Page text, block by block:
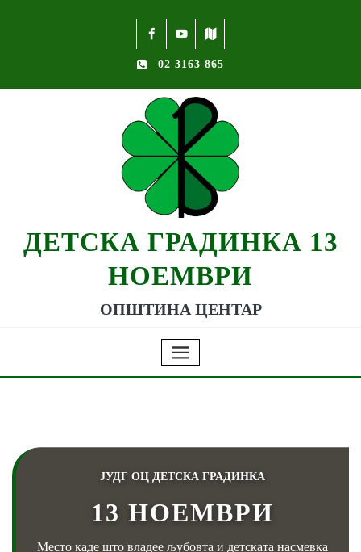
02 3163 865
ДЕТСКА ГРАДИНКА 13
НОЕМВРИ
ОПШТИНА ЦЕНТАР
ЈУДГ ОЦ ДЕТСКА ГРАДИНКА
13 НОЕМВРИ
Место каде што владее љубовта и детската насмевка